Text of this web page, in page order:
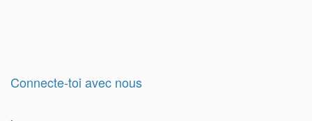
Connecte-toi avec nous